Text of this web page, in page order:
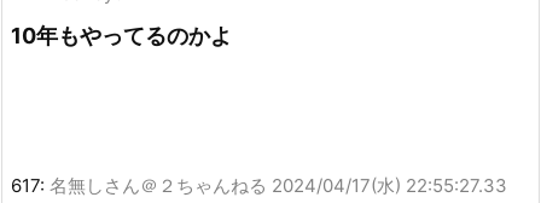
10年もやってるのかよ
617: 名無しさん＠２ちゃんねる 2024/04/17(水) 22:55:27.33